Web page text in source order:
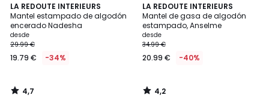
LA REDOUTE INTERIEURS
Mantel estampado de algodón
encerado Nadesha
desde
29.99 €
19.79 € -34%
4,7
/ 5
4,7
/
LA REDOUTE INTERIEURS
Mantel de gasa de algodón
estampado, Anselme
desde
34.99 €
20.99 € -40%
4,2
/ 5
4,2
/